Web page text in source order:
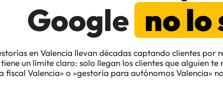
Google no lo
en Valencia llevan décadas captando clientes por
un límite claro: solo llegan los clientes que alguien
fiscal Valencia» o «gestoría para autónomos Valencia»